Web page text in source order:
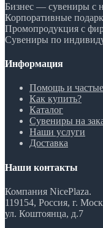
Бизнес — сувениры с
Корпоративные
Промопродукция с
Сувениры по
Информация
Помощь и
Как купить?
Каталог
Сувениры на
Наши услуги
Доставка
Наши контакты
Компания NicePlaza.
119154, Россия, г.
ул. Коштоянца, д.7